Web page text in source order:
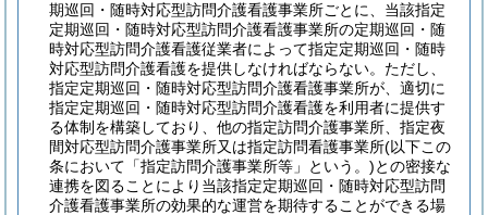
期巡回・随時対応型訪問介護看護事業所ごとに、当該指定
定期巡回・随時対応型訪問介護看護事業所の定期巡回・随
時対応型訪問介護看護従業者によって指定定期巡回・随時
対応型訪問介護看護を提供しなければならない。 ただし、
指定定期巡回・随時対応型訪問介護看護事業所が、適切に
指定定期巡回・随時対応型訪問介護看護を利用者に提供す
る体制を構築しており、他の指定訪問介護事業所、指定夜
間対応型訪問介護事業所又は指定訪問看護事業所(以下この
条において「指定訪問介護事業所等」という。)との密接な
連携を図ることにより当該指定定期巡回・随時対応型訪問
介護看護事業所の効果的な運営を期待することができる場